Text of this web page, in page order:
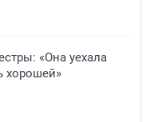
«Она уехала
хорошей»